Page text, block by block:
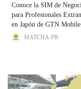
Conoce la SIM de
para Profesionales
en Japón de GTN Mobile
MATCHA-PR